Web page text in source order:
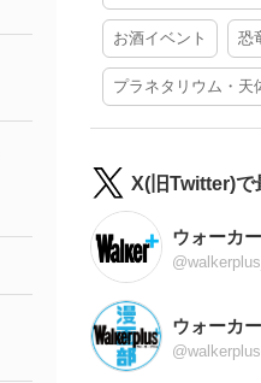
お酒イベント 恐
プラネタリウム・天
X(旧Twitter)で
ウォーカ
ウォーカ